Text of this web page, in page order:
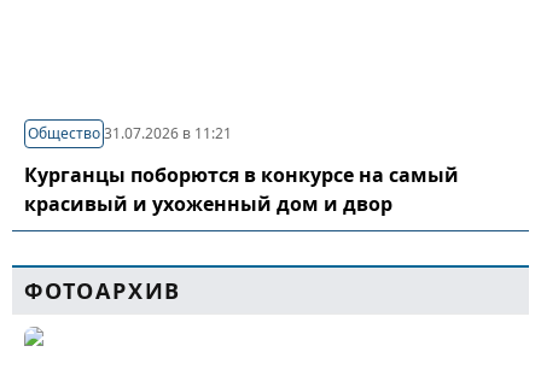
Общество31.07.2026 в 11:21
Курганцы поборются в конкурсе на самый
красивый и ухоженный дом и двор
ФОТОАРХИВ